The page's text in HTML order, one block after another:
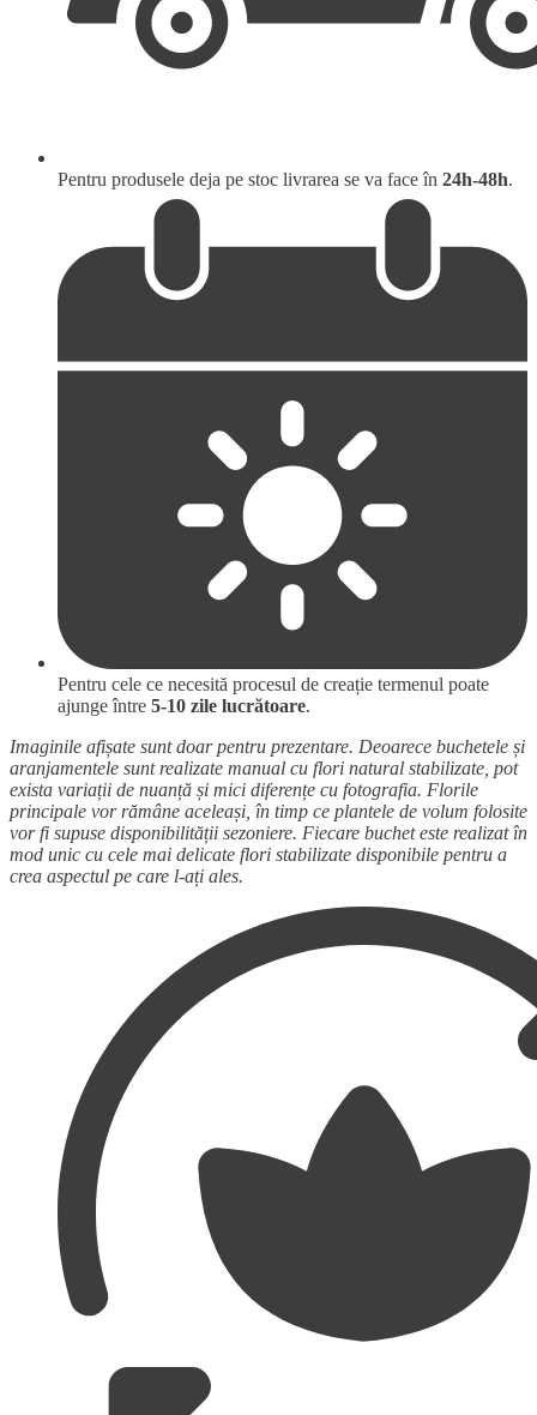
Pentru produsele deja pe stoc livrarea se va face în 24h-48h.
Pentru cele ce necesită procesul de creație termenul poate
ajunge între 5-10 zile lucrătoare.
Imaginile afișate sunt doar pentru prezentare. Deoarece buchetele și
aranjamentele sunt realizate manual cu flori natural stabilizate, pot
exista variații de nuanță și mici diferențe cu fotografia. Florile
principale vor rămâne aceleași, în timp ce plantele de volum folosite
vor fi supuse disponibilității sezoniere. Fiecare buchet este realizat în
mod unic cu cele mai delicate flori stabilizate disponibile pentru a
crea aspectul pe care l-ați ales.